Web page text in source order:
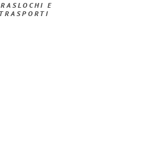
E
TRASPORTI​